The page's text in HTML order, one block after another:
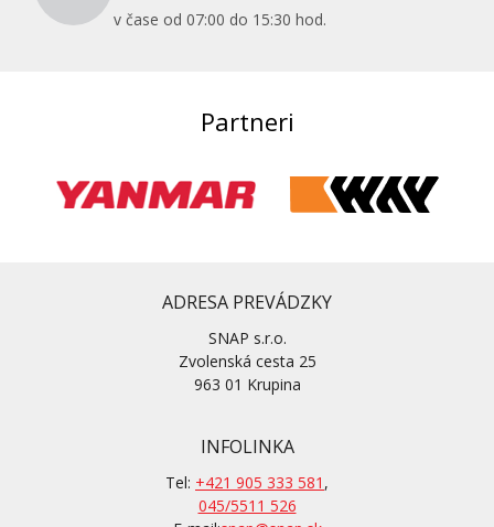
v čase od 07:00 do 15:30 hod.
Partneri
ADRESA PREVÁDZKY
SNAP s.r.o.
Zvolenská cesta 25
963 01 Krupina
INFOLINKA
Tel: +421 905 333 581 ,
045/5511 526